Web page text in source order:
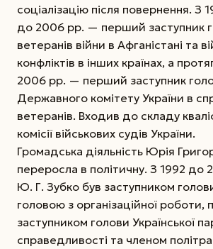
соціалізацію після повернення. З
до 2006 рр. — перший заступник
ветеранів війни в Афганістані та
конфліктів в інших країнах, а
2006 рр. — перший заступник
Державного комітету України в
ветеранів. Входив до складу
комісії військових судів України.
Громадська діяльність Юрія
переросла в політичну. З 1992 до
Ю. Г. Зубко був заступником
головою з організаційної
заступником голови Української
справедливості та членом